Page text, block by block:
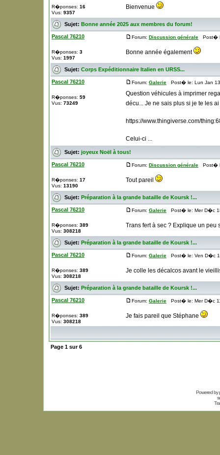
R�ponses: 16
Vus: 9357
Bienvenue
Sujet: Bonne année 2025 aux membres du forum!
Pascal 76210
R�ponses: 3
Vus: 1997
Forum: Discussion générale Post�
Bonne année également
Sujet: Corps Expéditionnaire Italien en URSS...
Pascal 76210
R�ponses: 59
Vus: 73249
Forum: Galerie Post� le: Lun Jan
Question véhicules à imprimer
décu... Je ne sais plus si je te les
https://www.thingiverse.com/
Celui-ci ...
Sujet: joyeux Noël à tous!
Pascal 76210
R�ponses: 17
Vus: 13190
Forum: Discussion générale Post�
Tout pareil
Sujet: Préparation à la grande bataille de Koursk !...
Pascal 76210
R�ponses: 389
Vus: 308218
Forum: Galerie Post� le: Mer D�c
Trans fert à sec ? Explique un peu
Sujet: Préparation à la grande bataille de Koursk !...
Pascal 76210
R�ponses: 389
Vus: 308218
Forum: Galerie Post� le: Ven D�c
Je colle les décalcos avant le
Sujet: Préparation à la grande bataille de Koursk !...
Pascal 76210
R�ponses: 389
Vus: 308218
Forum: Galerie Post� le: Mer D�c
Je fais pareil que Stéphane
Page 1 sur6
Powered by